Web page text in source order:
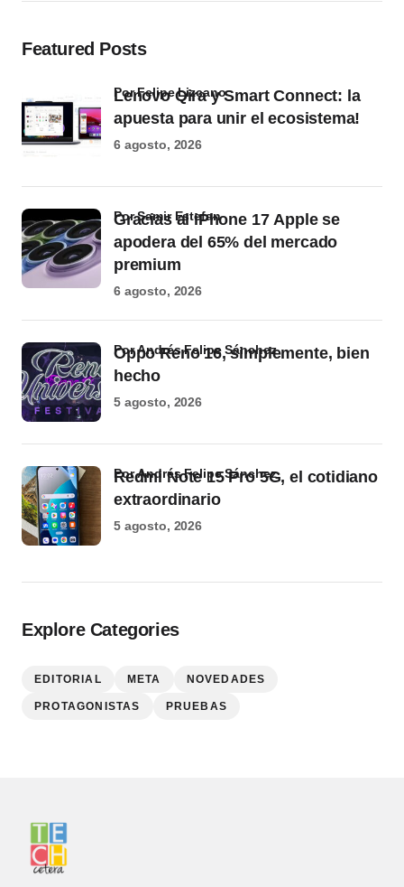
Featured Posts
Lenovo Qira y Smart Connect: la
apuesta para unir el ecosistema!
por Felipe Lizcano
6 agosto, 2026
Gracias al iPhone 17 Apple se
apodera del 65% del mercado
premium
por Samir Estefan
6 agosto, 2026
Oppo Reno 16, simplemente, bien
hecho
por Andrés Felipe Sánchez
5 agosto, 2026
Redmi Note 15 Pro 5G, el cotidiano
extraordinario
por Andrés Felipe Sánchez
5 agosto, 2026
Explore Categories
EDITORIAL META NOVEDADES
PROTAGONISTAS PRUEBAS